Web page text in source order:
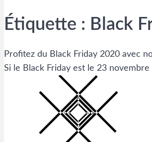
Étiquette : Black
Profitez du Black Friday 2020 avec
Si le Black Friday est le 23